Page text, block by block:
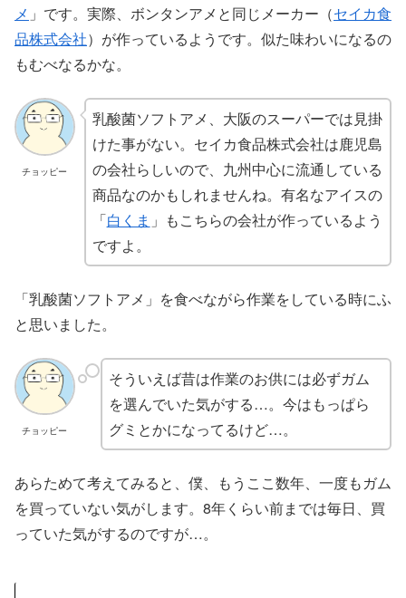
メ 」です。実際、ボンタンアメと同じメーカー（セイカ食
品株式会社）が作っているようです。似た味わいになるの
もむべなるかな。
チョッピー
乳酸菌ソフトアメ、大阪のスーパーでは見掛
けた事がない。セイカ食品株式会社は鹿児島
の会社らしいので、九州中心に流通している
商品なのかもしれませんね。有名なアイスの
「白くま 」もこちらの会社が作っているよう
ですよ。
「乳酸菌ソフトアメ」を食べながら作業をしている時にふ
と思いました。
チョッピー
そういえば昔は作業のお供には必ずガム
を選んでいた気がする…。今はもっぱら
グミとかになってるけど…。
あらためて考えてみると、僕、もうここ数年、一度もガム
を買っていない気がします。8年くらい前までは毎日、買
っていた気がするのですが…。